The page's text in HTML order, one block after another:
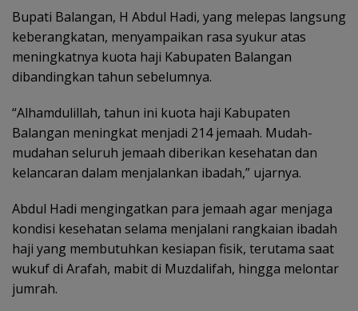
Bupati Balangan, H Abdul Hadi, yang melepas langsung
keberangkatan, menyampaikan rasa syukur atas
meningkatnya kuota haji Kabupaten Balangan
dibandingkan tahun sebelumnya.
“Alhamdulillah, tahun ini kuota haji Kabupaten
Balangan meningkat menjadi 214 jemaah. Mudah-
mudahan seluruh jemaah diberikan kesehatan dan
kelancaran dalam menjalankan ibadah,” ujarnya.
Abdul Hadi mengingatkan para jemaah agar menjaga
kondisi kesehatan selama menjalani rangkaian ibadah
haji yang membutuhkan kesiapan fisik, terutama saat
wukuf di Arafah, mabit di Muzdalifah, hingga melontar
jumrah.